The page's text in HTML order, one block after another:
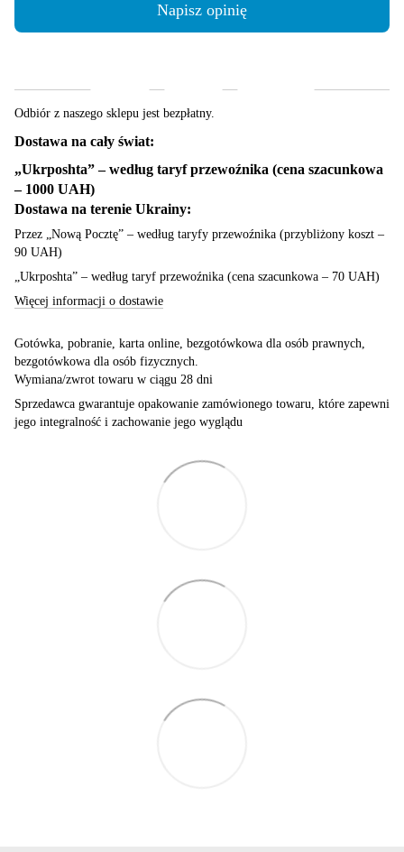
Napisz opinię
Odbiór z naszego sklepu jest bezpłatny.
Dostawa na cały świat:
„Ukrposhta” – według taryf przewoźnika (cena szacunkowa
– 1000 UAH)
Dostawa na terenie Ukrainy:
Przez „Nową Pocztę” – według taryfy przewoźnika (przybliżony koszt –
90 UAH)
„Ukrposhta” – według taryf przewoźnika (cena szacunkowa – 70 UAH)
Więcej informacji o dostawie
Gotówka, pobranie, karta online, bezgotówkowa dla osób prawnych,
bezgotówkowa dla osób fizycznych.
Wymiana/zwrot towaru w ciągu 28 dni
Sprzedawca gwarantuje opakowanie zamówionego towaru, które zapewni
jego integralność i zachowanie jego wyglądu